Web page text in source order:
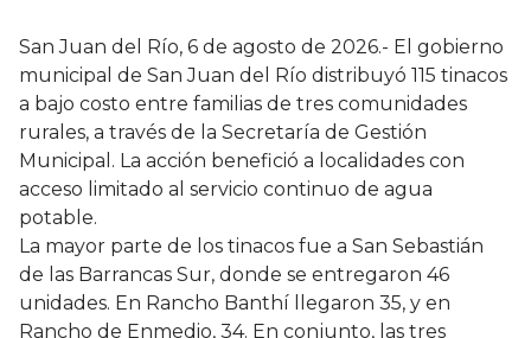
San Juan del Río, 6 de agosto de 2026.- El gobierno
municipal de San Juan del Río distribuyó 115 tinacos
a bajo costo entre familias de tres comunidades
rurales, a través de la Secretaría de Gestión
Municipal. La acción benefició a localidades con
acceso limitado al servicio continuo de agua
potable.
La mayor parte de los tinacos fue a San Sebastián
de las Barrancas Sur, donde se entregaron 46
unidades. En Rancho Banthí llegaron 35, y en
Rancho de Enmedio, 34. En conjunto, las tres